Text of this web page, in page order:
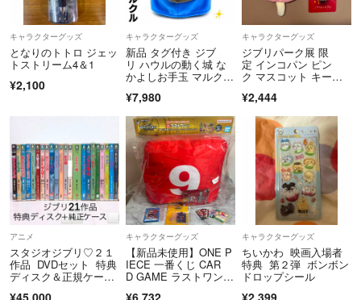
キャラクターグッズ
となりのトトロ ジェッ
トストリーム4＆1
¥2,100
キャラクターグッズ
新品 タグ付き ジブ
リ ハウルの動く城 な
かよしお手玉 マルク
¥7,980
キャラクターグッズ
ジブリパーク展 限
定 インコパン ピン
ク マスコット キーホ
¥2,444
アニメ
スタジオジブリ♡２１
作品 DVDセット 特典
ディスク＆正規ケース
キャラクターグッズ
【新品未使用】ONE P
IECE 一番くじ CAR
D GAME ラストワン C
キャラクターグッズ
ちいかわ 映画入場者
特典 第２弾 ボンボン
ドロップシール